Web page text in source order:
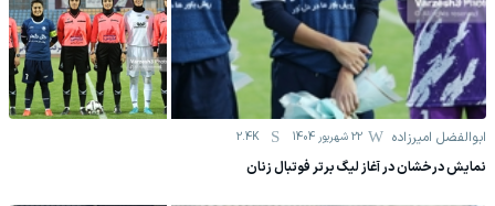
ابوالفضل امیرزاده 22 شهریور 1404 2.4K
نمایش درخشان در آغاز لیگ برتر فوتبال زنان